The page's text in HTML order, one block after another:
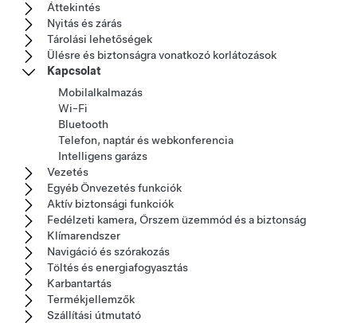
Áttekintés
Nyitás és zárás
Tárolási lehetőségek
Ülésre és biztonságra vonatkozó korlátozások
Kapcsolat
Mobilalkalmazás
Wi-Fi
Bluetooth
Telefon, naptár és webkonferencia
Intelligens garázs
Vezetés
Egyéb Önvezetés funkciók
Aktív biztonsági funkciók
Fedélzeti kamera, Őrszem üzemmód és a biztonság
Klímarendszer
Navigáció és szórakozás
Töltés és energiafogyasztás
Karbantartás
Termékjellemzők
Szállítási útmutató